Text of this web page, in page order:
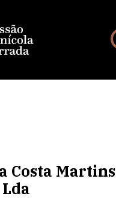
Costa Martins